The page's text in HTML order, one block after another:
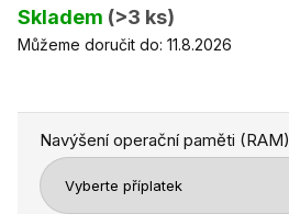
cena:
Skladem (>3 ks)
Navýšení operační paměti (RAM)
Můžeme doručit do: 11.8.2026